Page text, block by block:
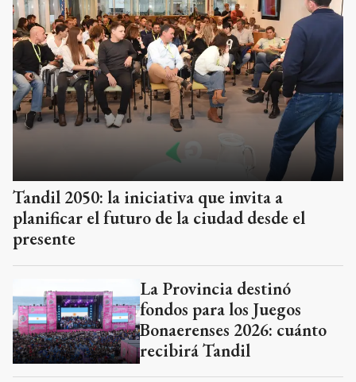
Tandil 2050: la iniciativa que invita a
planificar el futuro de la ciudad desde el
presente
La Provincia destinó
fondos para los Juegos
Bonaerenses 2026: cuánto
recibirá Tandil